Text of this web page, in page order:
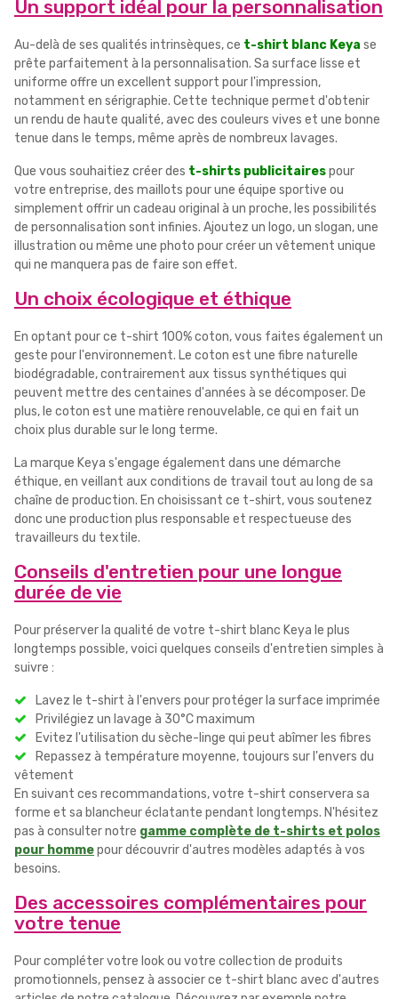
Un support idéal pour la personnalisation
Au-delà de ses qualités intrinsèques, ce t-shirt blanc Keya se
prête parfaitement à la personnalisation. Sa surface lisse et
uniforme offre un excellent support pour l'impression,
notamment en sérigraphie. Cette technique permet d'obtenir
un rendu de haute qualité, avec des couleurs vives et une bonne
tenue dans le temps, même après de nombreux lavages.
Que vous souhaitiez créer des t-shirts publicitairespour
votre entreprise, des maillots pour une équipe sportive ou
simplement offrir un cadeau original à un proche, les possibilités
de personnalisation sont infinies. Ajoutez un logo, un slogan, une
illustration ou même une photo pour créer un vêtement unique
qui ne manquera pas de faire son effet.
Un choix écologique et éthique
En optant pour ce t-shirt 100% coton, vous faites également un
geste pour l'environnement. Le coton est une fibre naturelle
biodégradable, contrairement aux tissus synthétiques qui
peuvent mettre des centaines d'années à se décomposer. De
plus, le coton est une matière renouvelable, ce qui en fait un
choix plus durable sur le long terme.
La marque Keya s'engage également dans une démarche
éthique, en veillant aux conditions de travail tout au long de sa
chaîne de production. En choisissant ce t-shirt, vous soutenez
donc une production plus responsable et respectueuse des
travailleurs du textile.
Conseils d'entretien pour une longue
durée de vie
Pour préserver la qualité de votre t-shirt blanc Keya le plus
longtemps possible, voici quelques conseils d'entretien simples à
suivre :
Lavez le t-shirt à l'envers pour protéger la surface imprimée
Privilégiez un lavage à 30°C maximum
Evitez l'utilisation du sèche-linge qui peut abîmer les fibres
Repassez à température moyenne, toujours sur l'envers du
vêtement
En suivant ces recommandations, votre t-shirt conservera sa
forme et sa blancheur éclatante pendant longtemps. N'hésitez
pas à consulter notre gamme complète de t-shirts et polos
pour hommepour découvrir d'autres modèles adaptés à vos
besoins.
Des accessoires complémentaires pour
votre tenue
Pour compléter votre look ou votre collection de produits
promotionnels, pensez à associer ce t-shirt blanc avec d'autres